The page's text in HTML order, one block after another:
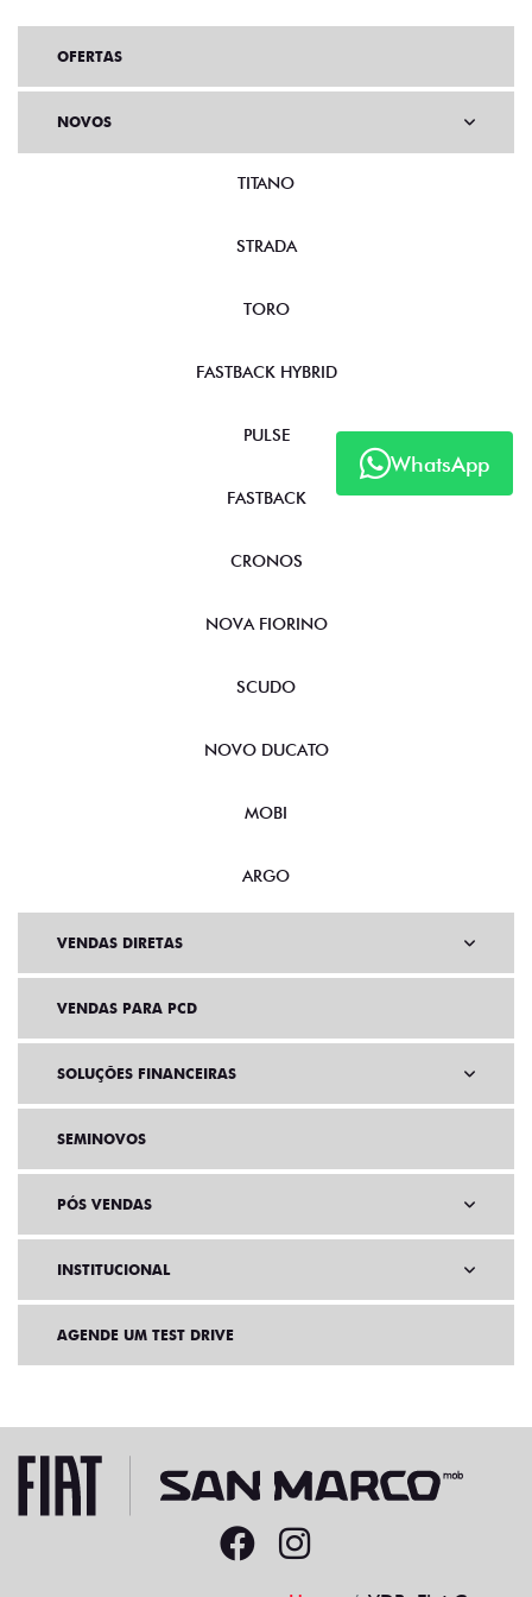
WhatsApp
OFERTAS
NOVOS
TITANO
STRADA
TORO
FASTBACK HYBRID
PULSE
FASTBACK
CRONOS
NOVA FIORINO
SCUDO
NOVO DUCATO
MOBI
ARGO
VENDAS DIRETAS
VENDAS PARA PCD
SOLUÇÕES FINANCEIRAS
SEMINOVOS
PÓS VENDAS
INSTITUCIONAL
AGENDE UM TEST DRIVE